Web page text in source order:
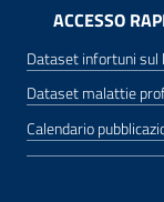
ACCESSO
Dataset infortuni sul
Dataset malattie
Calendario